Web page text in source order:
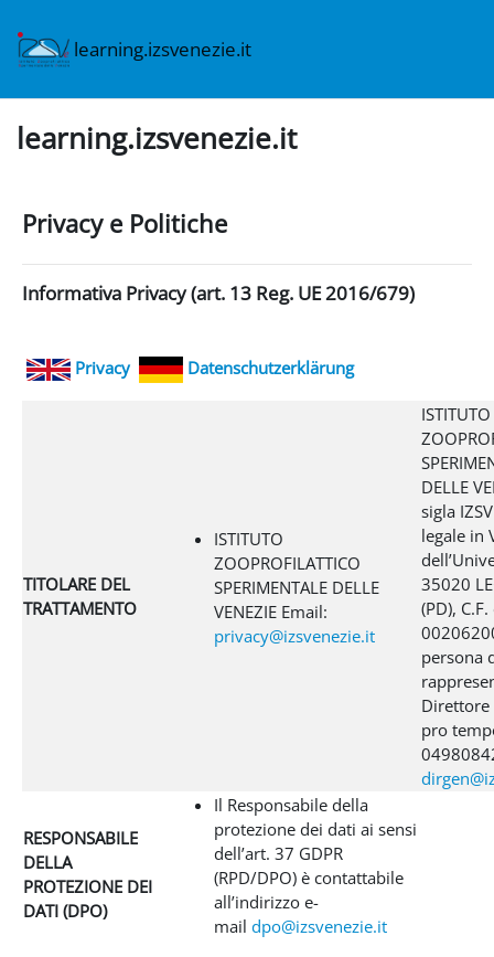
learning.izsvenezie.it
learning.izsvenezie.it
Privacy e Politiche
Informativa Privacy (art. 13 Reg. UE 2016/679)
Privacy Datenschutzerklärung
TITOLARE DEL
TRATTAMENTO
ISTITUTO
ZOOPROFILATTICO
SPERIMENTALE DELLE
VENEZIE Email:
privacy@izsvenezie.it
ISTITUTO
DELLE
sigla
legale in
35020
(PD), C.F.
persona
Direttore
pro
RESPONSABILE
DELLA
PROTEZIONE DEI
DATI (DPO)
Il Responsabile della
protezione dei dati ai sensi
dell’art. 37 GDPR
(RPD/DPO) è contattabile
all’indirizzo e-
mail dpo@izsvenezie.it